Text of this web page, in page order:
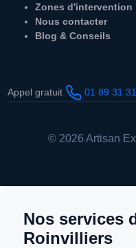
Zones d'intervention
Nous contacter
Blog & Conseils
Appel gratuit 01 89 31
© 2026 Artisan
Nos services
Roinvilliers